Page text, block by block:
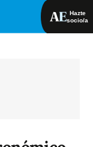
Hazte
socio/a